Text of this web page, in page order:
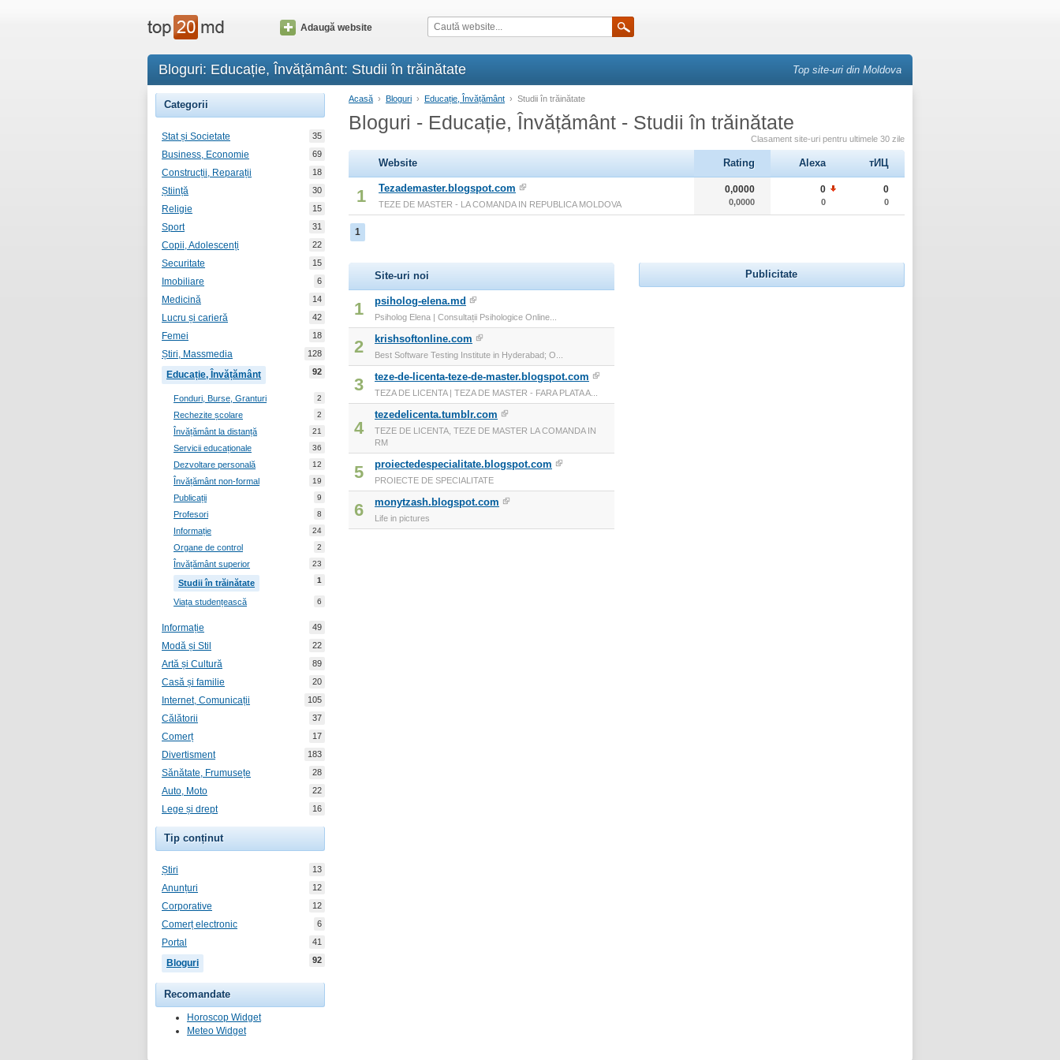
Adaugă website
Bloguri: Educație, Învățământ: Studii în trăinătate Top site-uri din Moldova
Categorii
Stat și Societate 35
Business, Economie 69
Construcții, Reparații 18
Știință 30
Religie 15
Sport 31
Copii, Adolescenți 22
Securitate 15
Imobiliare 6
Medicină 14
Lucru și carieră 42
Femei 18
Știri, Massmedia 128
Educație, Învățământ 92
Fonduri, Burse, Granturi 2
Rechezite școlare 2
Învățământ la distanță 21
Servicii educaționale 36
Dezvoltare personală 12
Învățământ non-formal 19
Publicații 9
Profesori 8
Informație 24
Organe de control 2
Învățământ superior 23
Studii în trăinătate 1
Viața studențească 6
Informație 49
Modă și Stil 22
Artă și Cultură 89
Casă și familie 20
Internet, Comunicații 105
Călătorii 37
Comerț 17
Divertisment 183
Sănătate, Frumusețe 28
Auto, Moto 22
Lege și drept 16
Tip conținut
Știri 13
Anunțuri 12
Corporative 12
Comerț electronic 6
Portal 41
Bloguri 92
Recomandate
Horoscop Widget
Meteo Widget
Acasă › Bloguri › Educație, Învățământ › Studii în trăinătate
Bloguri - Educație, Învățământ - Studii în trăinătate
Clasament site-uri pentru ultimele 30 zile
Website Rating Alexa тИЦ
1 Tezademaster.blogspot.com
TEZE DE MASTER - LA COMANDA IN REPUBLICA MOLDOVA
0,0000
0,0000
0
0
0
0
1
Site-uri noi
1 psiholog-elena.md
Psiholog Elena | Consultații Psihologice Online...
2 krishsoftonline.com
Best Software Testing Institute in Hyderabad; O...
3 teze-de-licenta-teze-de-master.blogspot.com
TEZA DE LICENTA | TEZA DE MASTER - FARA PLATA A...
4
tezedelicenta.tumblr.com
TEZE DE LICENTA, TEZE DE MASTER LA COMANDA IN
RM
5 proiectedespecialitate.blogspot.com
PROIECTE DE SPECIALITATE
6 monytzash.blogspot.com
Life in pictures
Publicitate